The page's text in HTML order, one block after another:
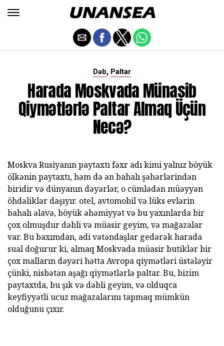
Dəb, Paltar
Harada Moskvada Münasib
Qiymətlərlə Paltar Almaq Üçün
Necə?
Moskva Rusiyanın paytaxtı fəxr adı kimi yalnız böyük
ölkənin paytaxtı, həm də ən bahalı şəhərlərindən
biridir və dünyanın dəyərlər, o cümlədən müəyyən
öhdəliklər daşıyır. otel, avtomobil və lüks evlərin
bahalı əlavə, böyük əhəmiyyət və bu yaxınlarda bir
çox olmuşdur dəbli və müasir geyim, və mağazalar
var. Bu baxımdan, adi vətəndaşlar gedərək harada
sual doğurur ki, almaq Moskvada müasir butiklər bir
çox malların dəyəri hətta Avropa qiymətləri üstələyir
çünki, nisbətən aşağı qiymətlərlə paltar. Bu, bizim
paytaxtda, bu şık və dəbli geyim, və olduqca
keyfiyyətli ucuz mağazalarını tapmaq mümkün
olduğunu çıxır.